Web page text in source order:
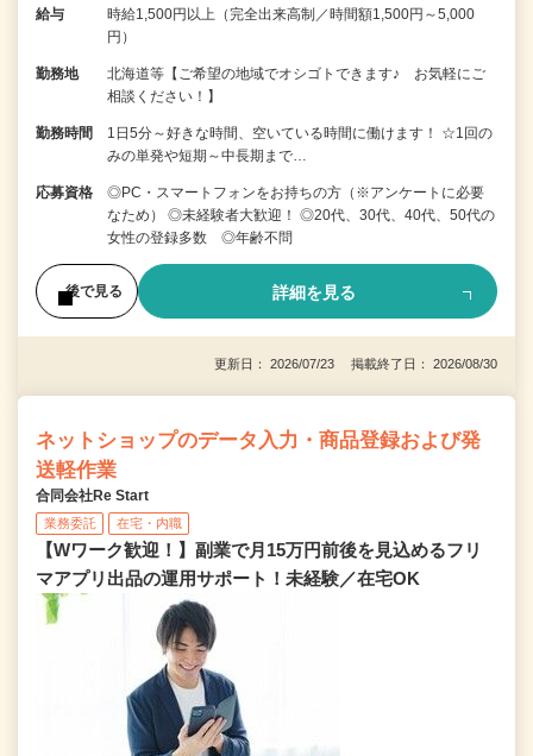
給与
時給1,500円以上（完全出来高制／時間額1,500円～5,000
円）
勤務地
北海道等【ご希望の地域でオシゴトできます♪ お気軽にご
相談ください！】
勤務時間
1日5分～好きな時間、空いている時間に働けます！ ☆1回の
みの単発や短期～中長期まで…
応募資格
◎PC・スマートフォンをお持ちの方（※アンケートに必要
なため） ◎未経験者大歓迎！ ◎20代、30代、40代、50代の
女性の登録多数 ◎年齢不問
後で見る 詳細を見る
更新日： 2026/07/23 掲載終了日： 2026/08/30
ネットショップのデータ入力・商品登録および発
送軽作業
合同会社Re Start
業務委託 在宅・内職
【Wワーク歓迎！】副業で月15万円前後を見込めるフリ
マアプリ出品の運用サポート！未経験／在宅OK